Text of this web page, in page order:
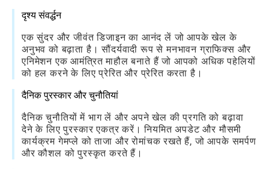
दृश्य संवर्द्धन
एक सुंदर और जीवंत डिजाइन का आनंद लें जो आपके खेल के
अनुभव को बढ़ाता है। सौंदर्यवादी रूप से मनभावन ग्राफिक्स और
एनिमेशन एक आमंत्रित माहौल बनाते हैं जो आपको अधिक पहेलियों
को हल करने के लिए प्रेरित और प्रेरित करता है।
दैनिक पुरस्कार और चुनौतियां
दैनिक चुनौतियों में भाग लें और अपने खेल की प्रगति को बढ़ावा
देने के लिए पुरस्कार एकत्र करें। नियमित अपडेट और मौसमी
कार्यक्रम गेमप्ले को ताजा और रोमांचक रखते हैं, जो आपके समर्पण
और कौशल को पुरस्कृत करते हैं।